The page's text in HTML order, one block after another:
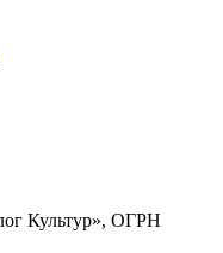
Культур», ОГРН